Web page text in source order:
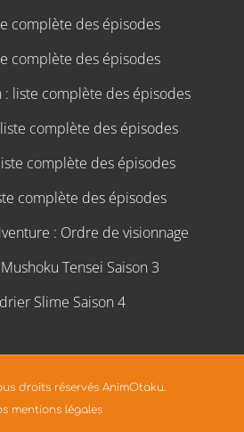
complète des épisodes
complète des épisodes
: liste complète des épisodes
complète des épisodes
complète des épisodes
complète des épisodes
: Ordre de visionnage
Tensei Saison 3
Slime Saison 4
droits réservés AnimOtaku.
mentions légales